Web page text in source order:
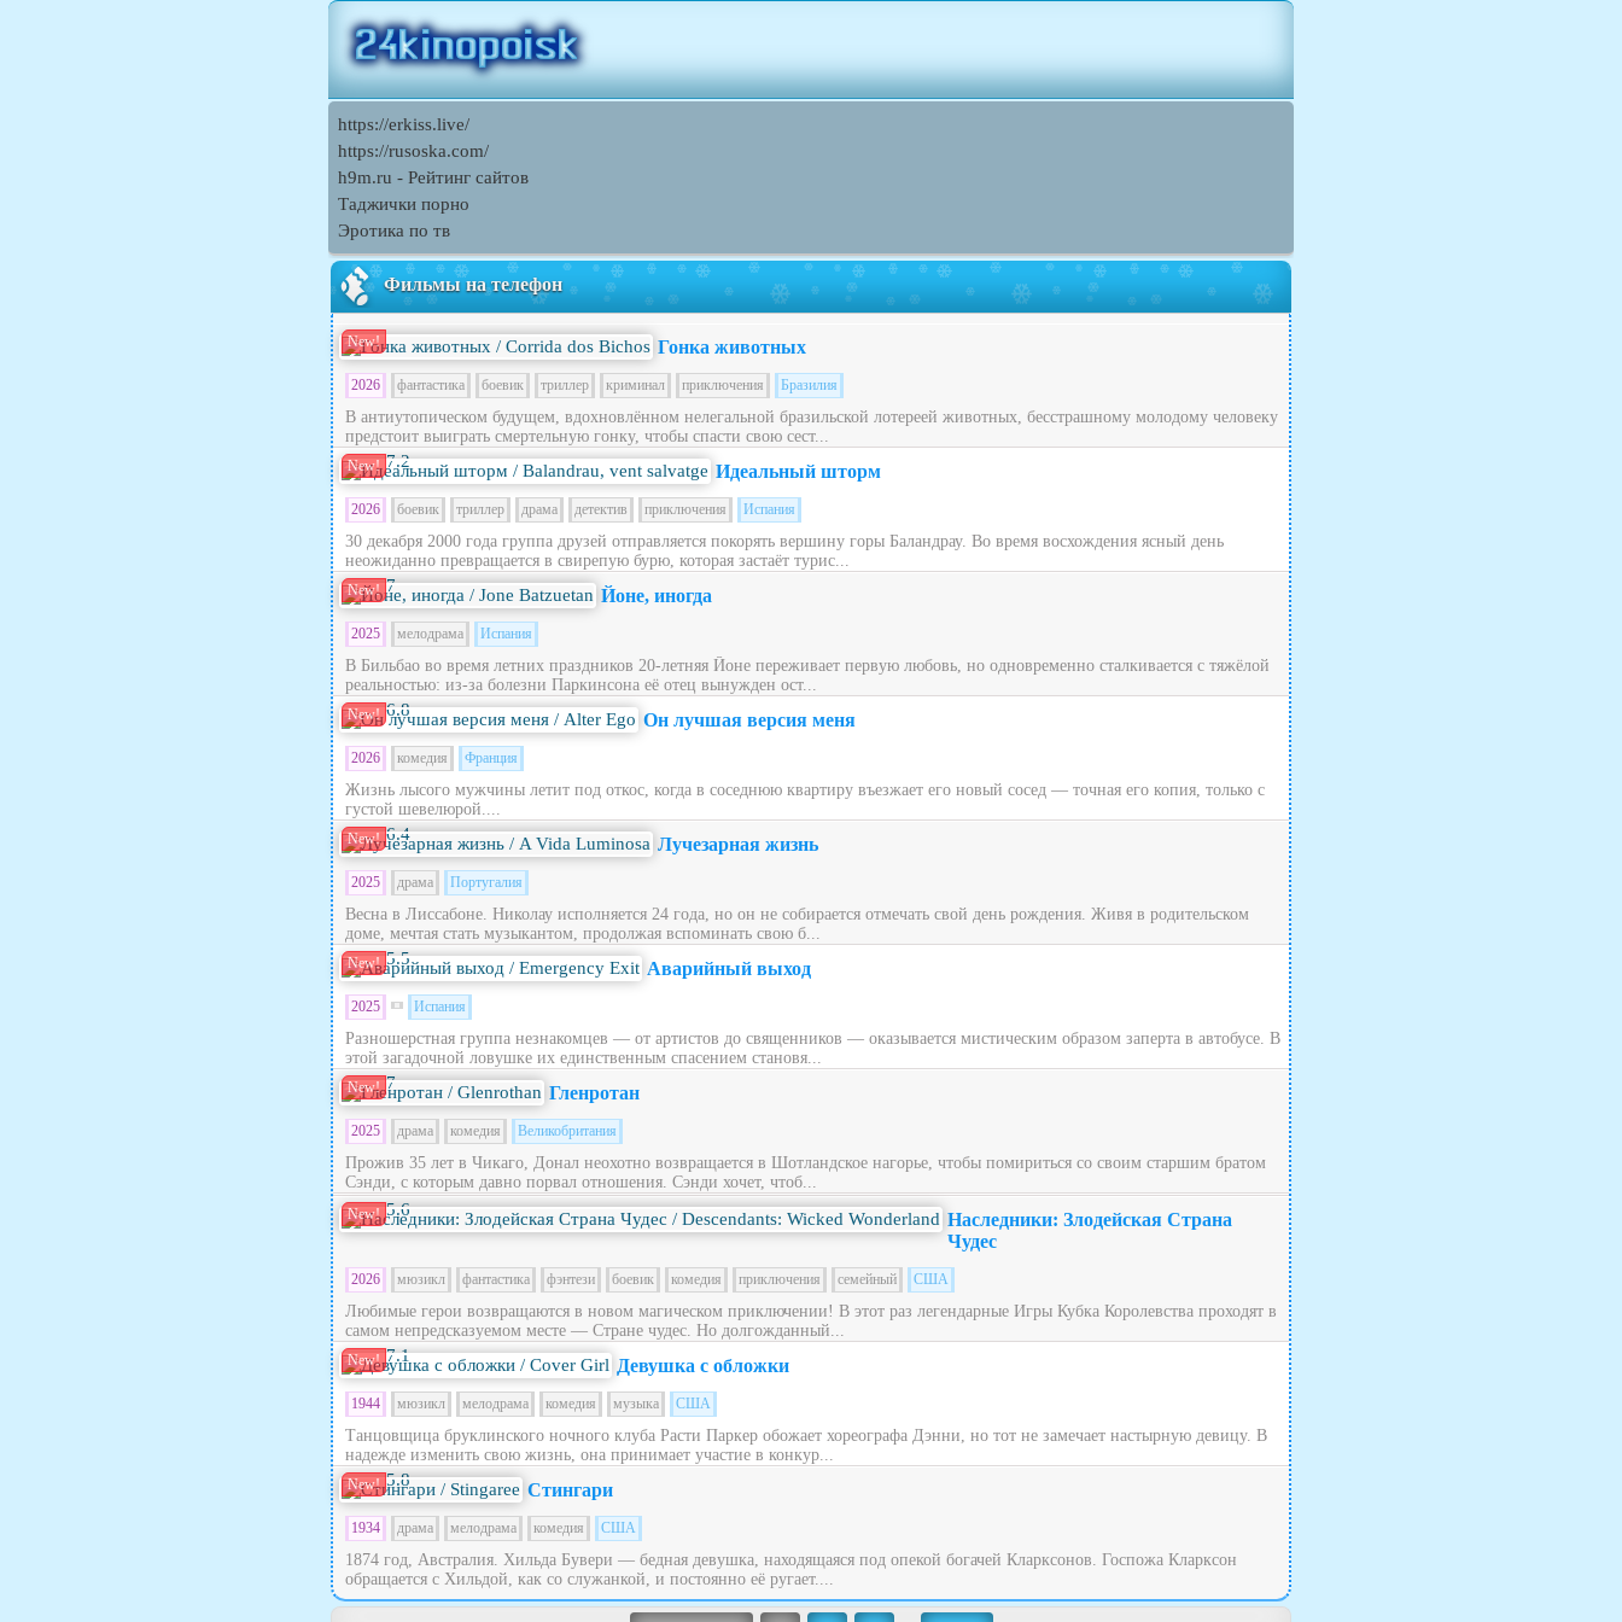
https://erkiss.live/
https://rusoska.com/
h9m.ru - Рейтинг сайтов
Таджички порно
Эротика по тв
Фильмы на телефон
New! Гонка животных
2026 фантастика боевик триллер криминал приключения Бразилия
В антиутопическом будущем, вдохновлённом нелегальной бразильской лотереей животных, бесстрашному молодому человеку
предстоит выиграть смертельную гонку, чтобы спасти свою сест...
New! 7.2 Идеальный шторм
2026 боевик триллер драма детектив приключения Испания
30 декабря 2000 года группа друзей отправляется покорять вершину горы Баландрау. Во время восхождения ясный день
неожиданно превращается в свирепую бурю, которая застаёт турис...
New! 7 Йоне, иногда
2025 мелодрама Испания
В Бильбао во время летних праздников 20‑летняя Йоне переживает первую любовь, но одновременно сталкивается с тяжёлой
реальностью: из‑за болезни Паркинсона её отец вынужден ост...
New! 6.8 Он лучшая версия меня
2026 комедия Франция
Жизнь лысого мужчины летит под откос, когда в соседнюю квартиру въезжает его новый сосед — точная его копия, только с
густой шевелюрой....
New! 6.4 Лучезарная жизнь
2025 драма Португалия
Весна в Лиссабоне. Николау исполняется 24 года, но он не собирается отмечать свой день рождения. Живя в родительском
доме, мечтая стать музыкантом, продолжая вспоминать свою б...
New! 5.5 Аварийный выход
2025 Испания
Разношерстная группа незнакомцев — от артистов до священников — оказывается мистическим образом заперта в автобусе. В
этой загадочной ловушке их единственным спасением становя...
New! 7 Гленротан
2025 драма комедия Великобритания
Прожив 35 лет в Чикаго, Донал неохотно возвращается в Шотландское нагорье, чтобы помириться со своим старшим братом
Сэнди, с которым давно порвал отношения. Сэнди хочет, чтоб...
New! 5.6
Наследники: Злодейская Страна
Чудес
2026 мюзикл фантастика фэнтези боевик комедия приключения семейный США
Любимые герои возвращаются в новом магическом приключении! В этот раз легендарные Игры Кубка Королевства проходят в
самом непредсказуемом месте — Стране чудес. Но долгожданный...
New! 7.1 Девушка с обложки
1944 мюзикл мелодрама комедия музыка США
Танцовщица бруклинского ночного клуба Расти Паркер обожает хореографа Дэнни, но тот не замечает настырную девицу. В
надежде изменить свою жизнь, она принимает участие в конкур...
New! 5.8 Стингари
1934 драма мелодрама комедия США
1874 год, Австралия. Хильда Бувери — бедная девушка, находящаяся под опекой богачей Кларксонов. Госпожа Кларксон
обращается с Хильдой, как со служанкой, и постоянно её ругает....